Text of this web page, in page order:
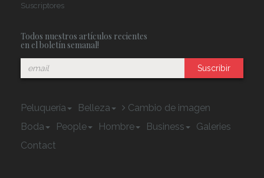
Suscriptores
Todos nuestros artículos recientes
en el boletín semanal!
Suscribir
Peluquería Belleza
Cambio de imagen
Boda
People Hombre Business
Galeries
Contact